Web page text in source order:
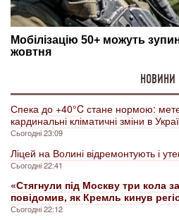
НОВИНИ
Спека до +40°C стане нормою:
кардинальні кліматичні зміни в
Сьогодні 23:09
Ліцей на Волині відремонтують і
Сьогодні 22:41
«Стягнули під Москву три кола
повідомив, як Кремль кинув
Сьогодні 22:12